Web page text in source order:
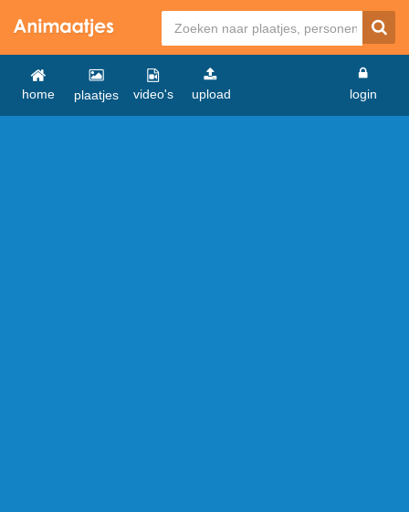
home plaatjes video's upload login